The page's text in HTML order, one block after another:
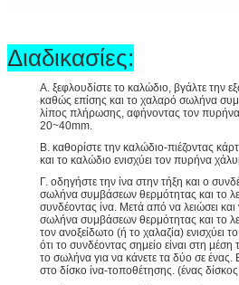
Διαδικασίες:
Α. ξεφλουδίστε το καλώδιο, βγάλτε την
καθώς επίσης και το χαλαρό σωλήνα
λίπος πλήρωσης, αφήνοντας τον
20~40mm.
Β. καθορίστε την καλώδιο-πιέζοντας
και το καλώδιο ενισχύει τον πυρήνα
Γ. οδηγήστε την ίνα στην τήξη και ο
σωλήνα συμβάσεων θερμότητας και το
συνδέοντας ίνα. Μετά από να λειώσει και
σωλήνα συμβάσεων θερμότητας και το
τον ανοξείδωτο (ή το χαλαζία) ενισχύει
ότι το συνδέοντας σημείο είναι στη
το σωλήνα για να κάνετε τα δύο σε
στο δίσκο ίνα-τοποθέτησης. (ένας